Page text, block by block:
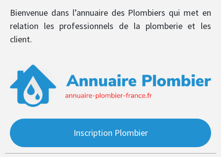
Bienvenue dans l’annuaire des Plombiers qui met en
relation les professionnels de la plomberie et les
client.
Inscription Plombier